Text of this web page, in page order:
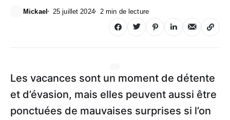
Mickael 25 juillet 2024 2 min de lecture
Les vacances sont un moment de détente
et d’évasion, mais elles peuvent aussi être
ponctuées de mauvaises surprises si l’on